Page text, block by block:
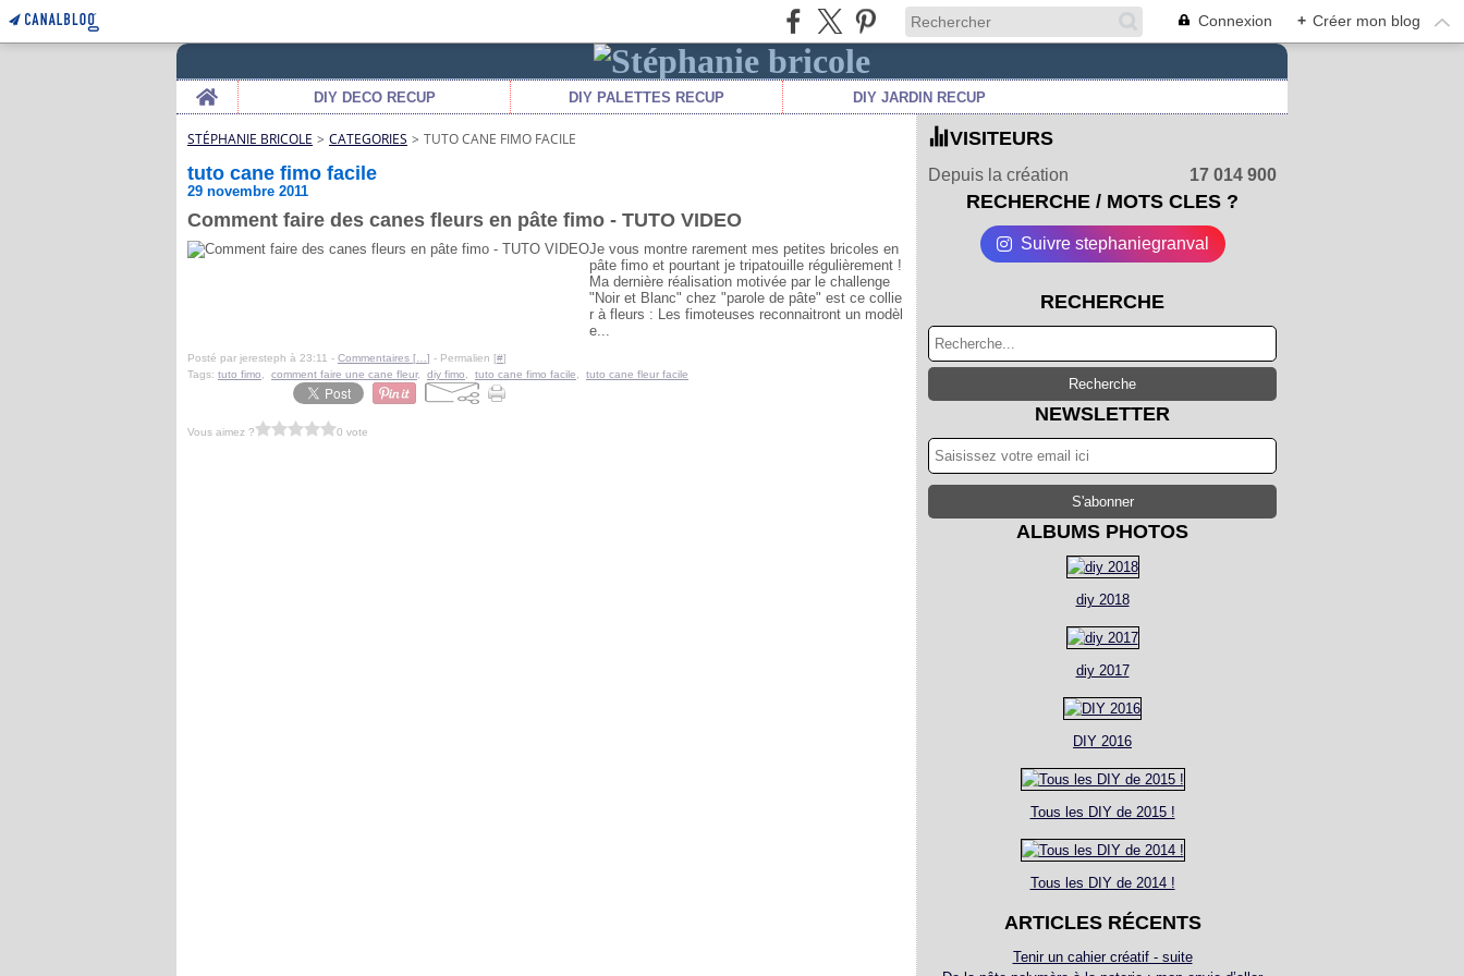
Connexion + Créer mon blog
Home
DIY DECO RECUP DIY PALETTES RECUP DIY JARDIN RECUP
STÉPHANIE BRICOLE > CATEGORIES > TUTO CANE FIMO FACILE
tuto cane fimo facile
29 novembre 2011
Comment faire des canes fleurs en pâte fimo - TUTO VIDEO
Je vous montre rarement mes petites bricoles en
pâte fimo et pourtant je tripatouille régulièrement !
Ma dernière réalisation motivée par le challenge
"Noir et Blanc" chez "parole de pâte" est ce collie
r à fleurs : Les fimoteuses reconnaitront un modèl
e...
Posté par jeresteph à 23:11 - Commentaires [ ] - Permalien [#]
Tags: tuto fimo comment faire une cane fleur, diy fimo tuto cane fimo facile tuto cane fleur facile
Vous aimez ? 0 vote
VISITEURS
Depuis la création 17 014 900
RECHERCHE / MOTS CLES ?
Suivre stephaniegranval
RECHERCHE
NEWSLETTER
ALBUMS PHOTOS
diy 2018
diy 2017
DIY 2016
Tous les DIY de 2015 !
Tous les DIY de 2014 !
ARTICLES RÉCENTS
Tenir un cahier créatif - suite